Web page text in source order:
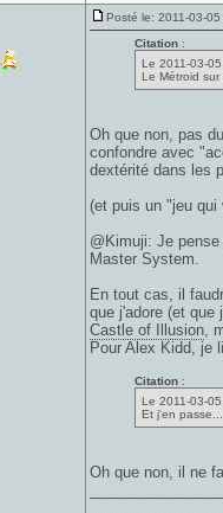
Posté le: 2011-03-05
Citation:
Le 2011-03-
Le Métroid
Oh que non, pas
confondre avec
dextérité dans les
(et puis un "jeu
@Kimuji: Je
Master System.
En tout cas, il
que j'adore (et que
Castle of Illusion,
Pour Alex Kidd, je
Citation:
Le 2011-03-
Et j'en passe...
Oh que non, il ne